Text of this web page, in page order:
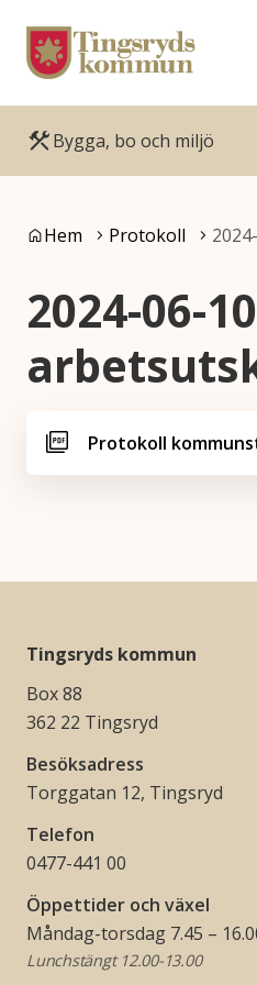
Gå till innehåll
Gå till huvudmeny
Bygga, bo och miljö
Du är här:
Hem Protokoll
2024-06-
Protokoll
Tingsryds kommun
Box 88
362 22 Tingsryd
Besöksadress
Torggatan 12, Tingsryd
Telefon
0477-441 00
Öppettider och växel
Måndag-torsdag 7.45 –
Lunchstängt 12.00-13.00